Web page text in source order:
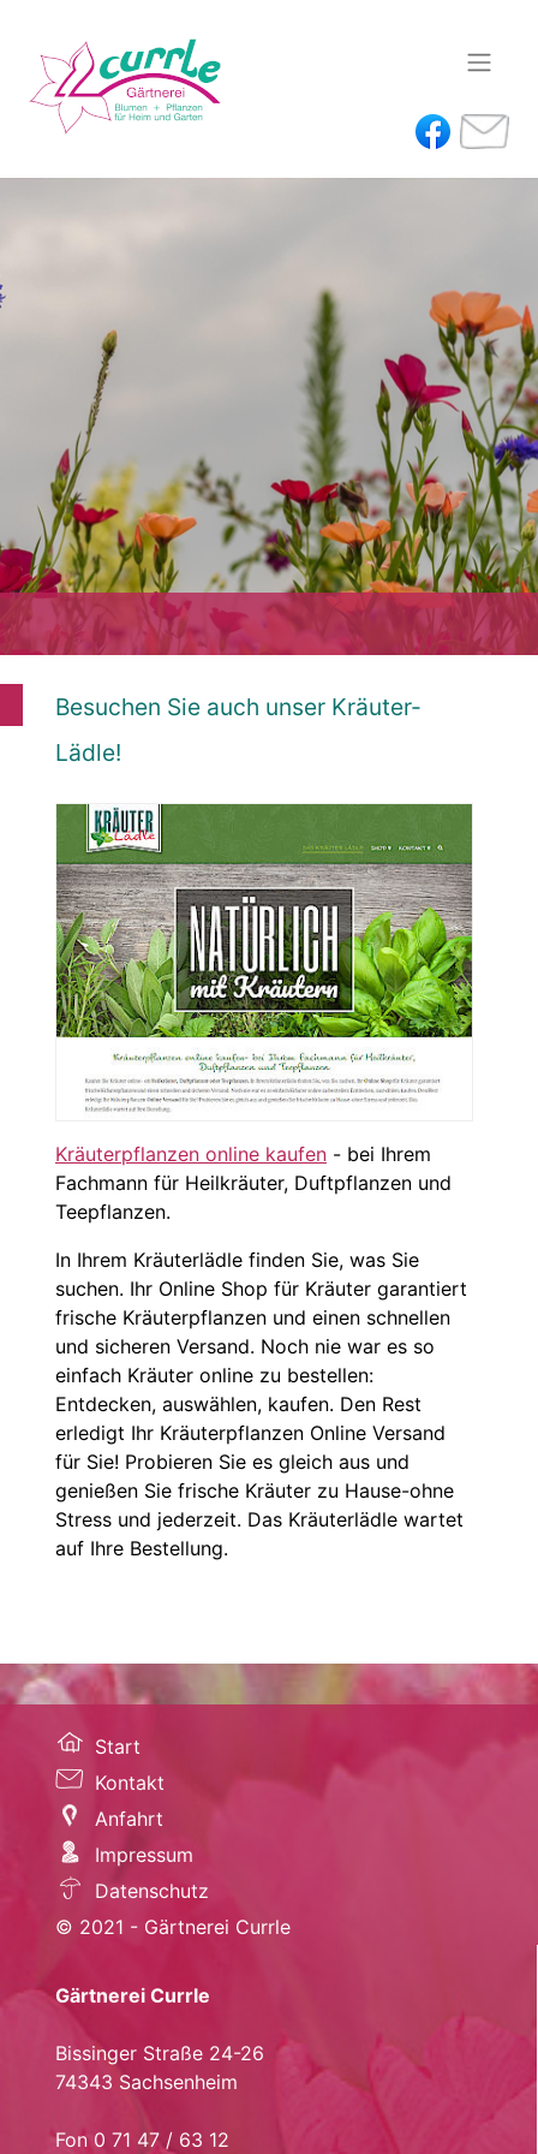
Besuchen Sie auch unser Kräuter-
Lädle!
Kräuterpflanzen online kaufen - bei Ihrem
Fachmann für Heilkräuter, Duftpflanzen und
Teepflanzen.
In Ihrem Kräuterlädle finden Sie, was Sie
suchen. Ihr Online Shop für Kräuter garantiert
frische Kräuterpflanzen und einen schnellen
und sicheren Versand. Noch nie war es so
einfach Kräuter online zu bestellen:
Entdecken, auswählen, kaufen. Den Rest
erledigt Ihr Kräuterpflanzen Online Versand
für Sie! Probieren Sie es gleich aus und
genießen Sie frische Kräuter zu Hause-ohne
Stress und jederzeit. Das Kräuterlädle wartet
auf Ihre Bestellung.
Start
Kontakt
Anfahrt
Impressum
Datenschutz
© 2021 - Gärtnerei Currle
Gärtnerei Currle
Bissinger Straße 24-26
74343 Sachsenheim
Fon 0 71 47 / 63 12